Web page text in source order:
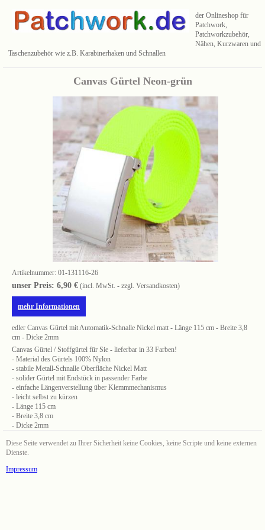
der Onlineshop für
Patchwork,
Patchworkzubehör,
Nähen, Kurzwaren und
Taschenzubehör wie z.B. Karabinerhaken und Schnallen
Canvas Gürtel Neon-grün
Artikelnummer: 01-131116-26
unser Preis: 6,90 € (incl. MwSt. - zzgl. Versandkosten)
mehr Informationen
edler Canvas Gürtel mit Automatik-Schnalle Nickel matt - Länge 115 cm - Breite 3,8
cm - Dicke 2mm
Canvas Gürtel / Stoffgürtel für Sie - lieferbar in 33 Farben!
- Material des Gürtels 100% Nylon
- stabile Metall-Schnalle Oberfläche Nickel Matt
- solider Gürtel mit Endstück in passender Farbe
- einfache Längenverstellung über Klemmmechanismus
- leicht selbst zu kürzen
- Länge 115 cm
- Breite 3,8 cm
- Dicke 2mm
Diese Seite verwendet zu Ihrer Sicherheit keine Cookies, keine Scripte und keine externen
Dienste.
Impressum